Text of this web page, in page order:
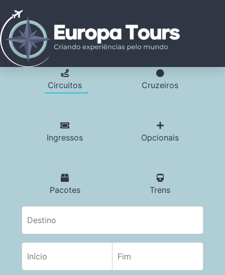
Circuitos Cruzeiros
Ingressos Opcionais
Pacotes Trens